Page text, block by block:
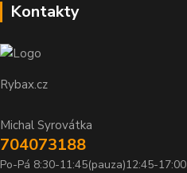
Kontakty
Rybax.cz
Michal Syrovátka
704073188
Po-Pá 8:30-11:45(pauza)12:45-17:00